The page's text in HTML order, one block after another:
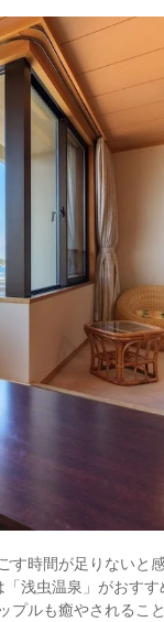
す時間が足りないと
浅虫温泉」がおす
プルも癒やされるこ